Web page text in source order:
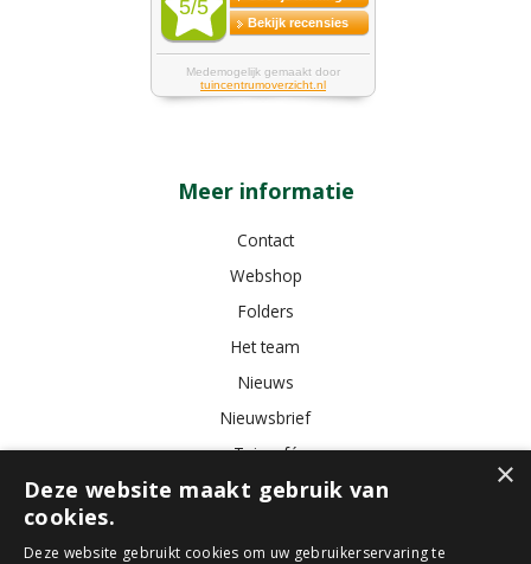
Meer informatie
Contact
Webshop
Folders
Het team
Nieuws
Nieuwsbrief
Tuincafé
Vacatures
×
Deze website maakt gebruik van
cookies.
Deze website gebruikt cookies om uw gebruikerservaring te